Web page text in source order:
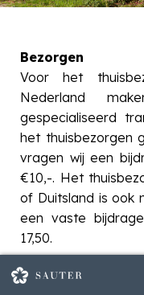
Bezorgen
Voor het
Nederland
gespecialiseerd
het thuisbezorgen
vragen wij een
€10,-. Het
of Duitsland is ook
een vaste
17,50.
Afhalen